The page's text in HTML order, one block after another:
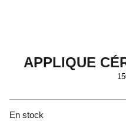
APPLIQUE
En stock